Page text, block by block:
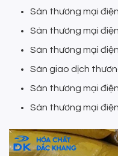
Sàn thương mại
Sàn thương mại
Sàn thương mại
Sàn giao dịch
Sàn thương mại
Sàn thương mại